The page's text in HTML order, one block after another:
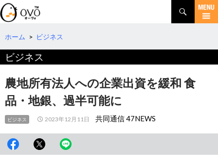
検
索
コ
テ
へ
動
ホーム > ビジネス
ビジネス
農地所有法人への企業出資を緩和 食
品・地銀、過半可能に
ビジネス 2023年12月11日 共同通信 47NEWS